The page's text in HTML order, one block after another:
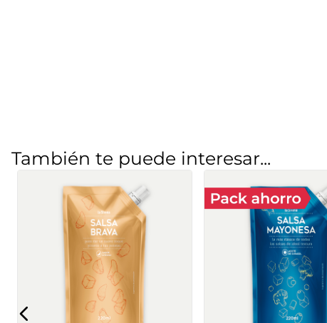
También te puede interesar...